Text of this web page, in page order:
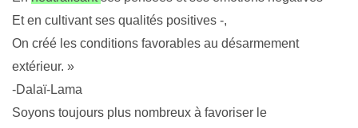
Et en cultivant ses qualités positives -,
On créé les conditions favorables au désarmement
extérieur. »
-Dalaï-Lama
Soyons toujours plus nombreux à favoriser le